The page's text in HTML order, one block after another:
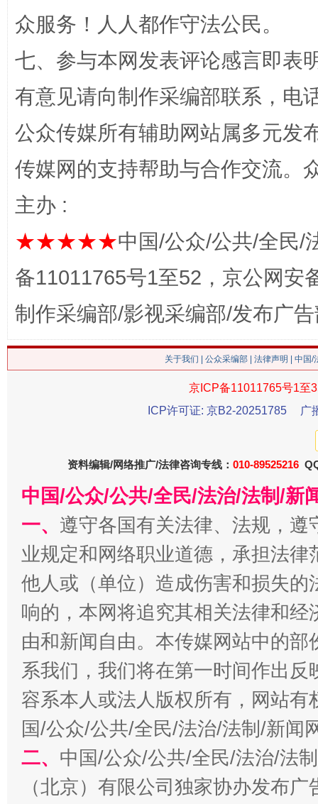
魏明亮
“刷贴”乱象丛生
生
众服务！人人都作守法公民。
七、参与本网发表评论感言即表
有意见请向制作采编部联系，电
公众传媒所有辅助网站属多元发
传媒网的支持帮助与合作交流。
主办 :
★★★★★中国/公众/公共/全民/
备11011765号1至52，京公网安
制作采编部/影视采编部/发布广
关于我们 公众采编部 法律声明 | 中国
京ICP备11011765号1至
ICP许可证: 京B2-20251785
广
资料编辑/网络推广/法律咨询专线： 010-89525216
中国/公众/公共/全民/法治/法制/新
一、 遵守各国有关法律、法规，
业规定和网络职业道德，承担法
他人或（单位）造成伤害和损失
响的，本网将追究其相关法律和
由和新闻自由。本传媒网站中的
系我们，我们将在第一时间作出
容系本人或法人版权所有，网站
国/公众/公共/全民/法治/法制/新闻
二、 中国/公众/公共/全民/法治/法
（北京）有限公司独家协办发布